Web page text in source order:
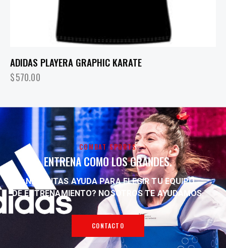
ADIDAS PLAYERA GRAPHIC KARATE
$570.00
COMBAT SPORTS
ENTRENA COMO LOS GRANDES.
¿NECESITAS AYUDA PARA ELEGIR TU EQUIPO
DE ENTRENAMIENTO? NOSOTROS TE AYUDAMOS.
CONTACTO